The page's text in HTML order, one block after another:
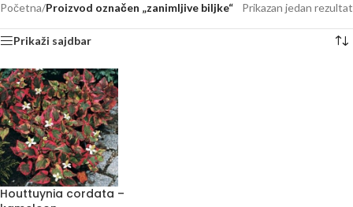
Početna/Proizvod označen „zanimljive biljke“ Prikazan jedan rezultat
Prikaži sajdbar
Houttuynia cordata –